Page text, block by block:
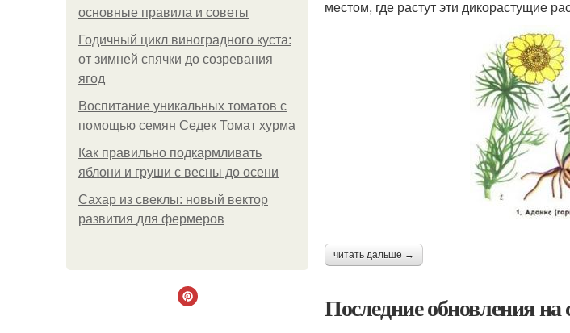
основные правила и советы
Годичный цикл виноградного куста:
от зимней спячки до созревания
ягод
Воспитание уникальных томатов с
помощью семян Седек Томат хурма
Как правильно подкармливать
яблони и груши с весны до осени
Сахар из свеклы: новый вектор
развития для фермеров
местом, где растут эти дикорастущие
читать дальше →
Последние обновления на